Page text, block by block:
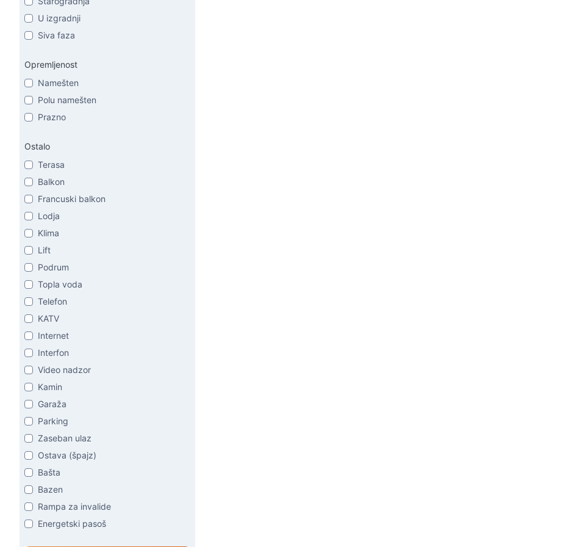
U izgradnji
Siva faza
Opremljenost
Namešten
Polu namešten
Prazno
Ostalo
Terasa
Balkon
Francuski balkon
Lodja
Klima
Lift
Podrum
Topla voda
Telefon
KATV
Internet
Interfon
Video nadzor
Kamin
Garaža
Parking
Zaseban ulaz
Ostava (špajz)
Bašta
Bazen
Rampa za invalide
Energetski pasoš